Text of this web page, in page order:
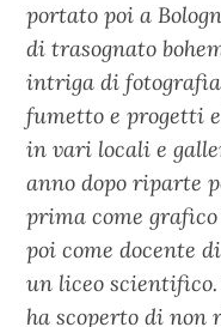
portato poi a
di trasognato
intriga di
fumetto e progetti
in vari locali e
anno dopo riparte
prima come
poi come docente
un liceo
ha scoperto di non